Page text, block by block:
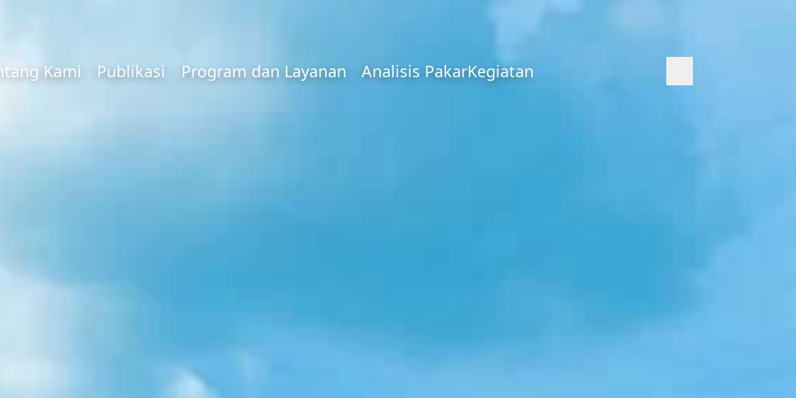
Kami Publikasi Program dan Layanan Analisis PakarKegiatan